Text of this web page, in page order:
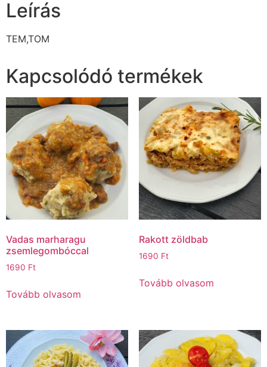
Leírás
TEM,TOM
Kapcsolódó termékek
Vadas marharagu
zsemlegombóccal
1690 Ft
Tovább olvasom
Rakott zöldbab
1690 Ft
Tovább olvasom